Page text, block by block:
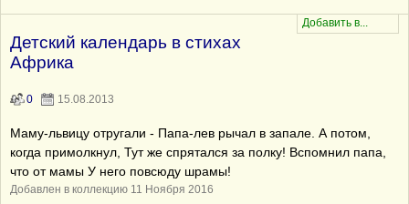
Детский календарь в стихах
Африка
0 15.08.2013
Маму-львицу отругали - Папа-лев рычал в запале. А потом,
когда примолкнул, Тут же спрятался за полку! Вспомнил папа,
что от мамы У него повсюду шрамы!
Добавлен в коллекцию 11 Ноября 2016